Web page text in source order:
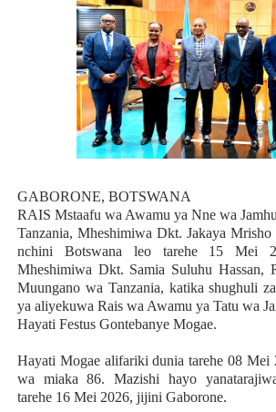
GABORONE, BOTSWANA
RAIS Mstaafu wa Awamu ya Nne wa
Tanzania, Mheshimiwa Dkt. Jakaya
nchini Botswana leo tarehe 15 Mei
Mheshimiwa Dkt. Samia Suluhu Hassan,
Muungano wa Tanzania, katika shughuli
ya aliyekuwa Rais wa Awamu ya Tatu wa
Hayati Festus Gontebanye Mogae.
Hayati Mogae alifariki dunia tarehe 08 Mei
wa miaka 86. Mazishi hayo
tarehe 16 Mei 2026, jijini Gaborone.